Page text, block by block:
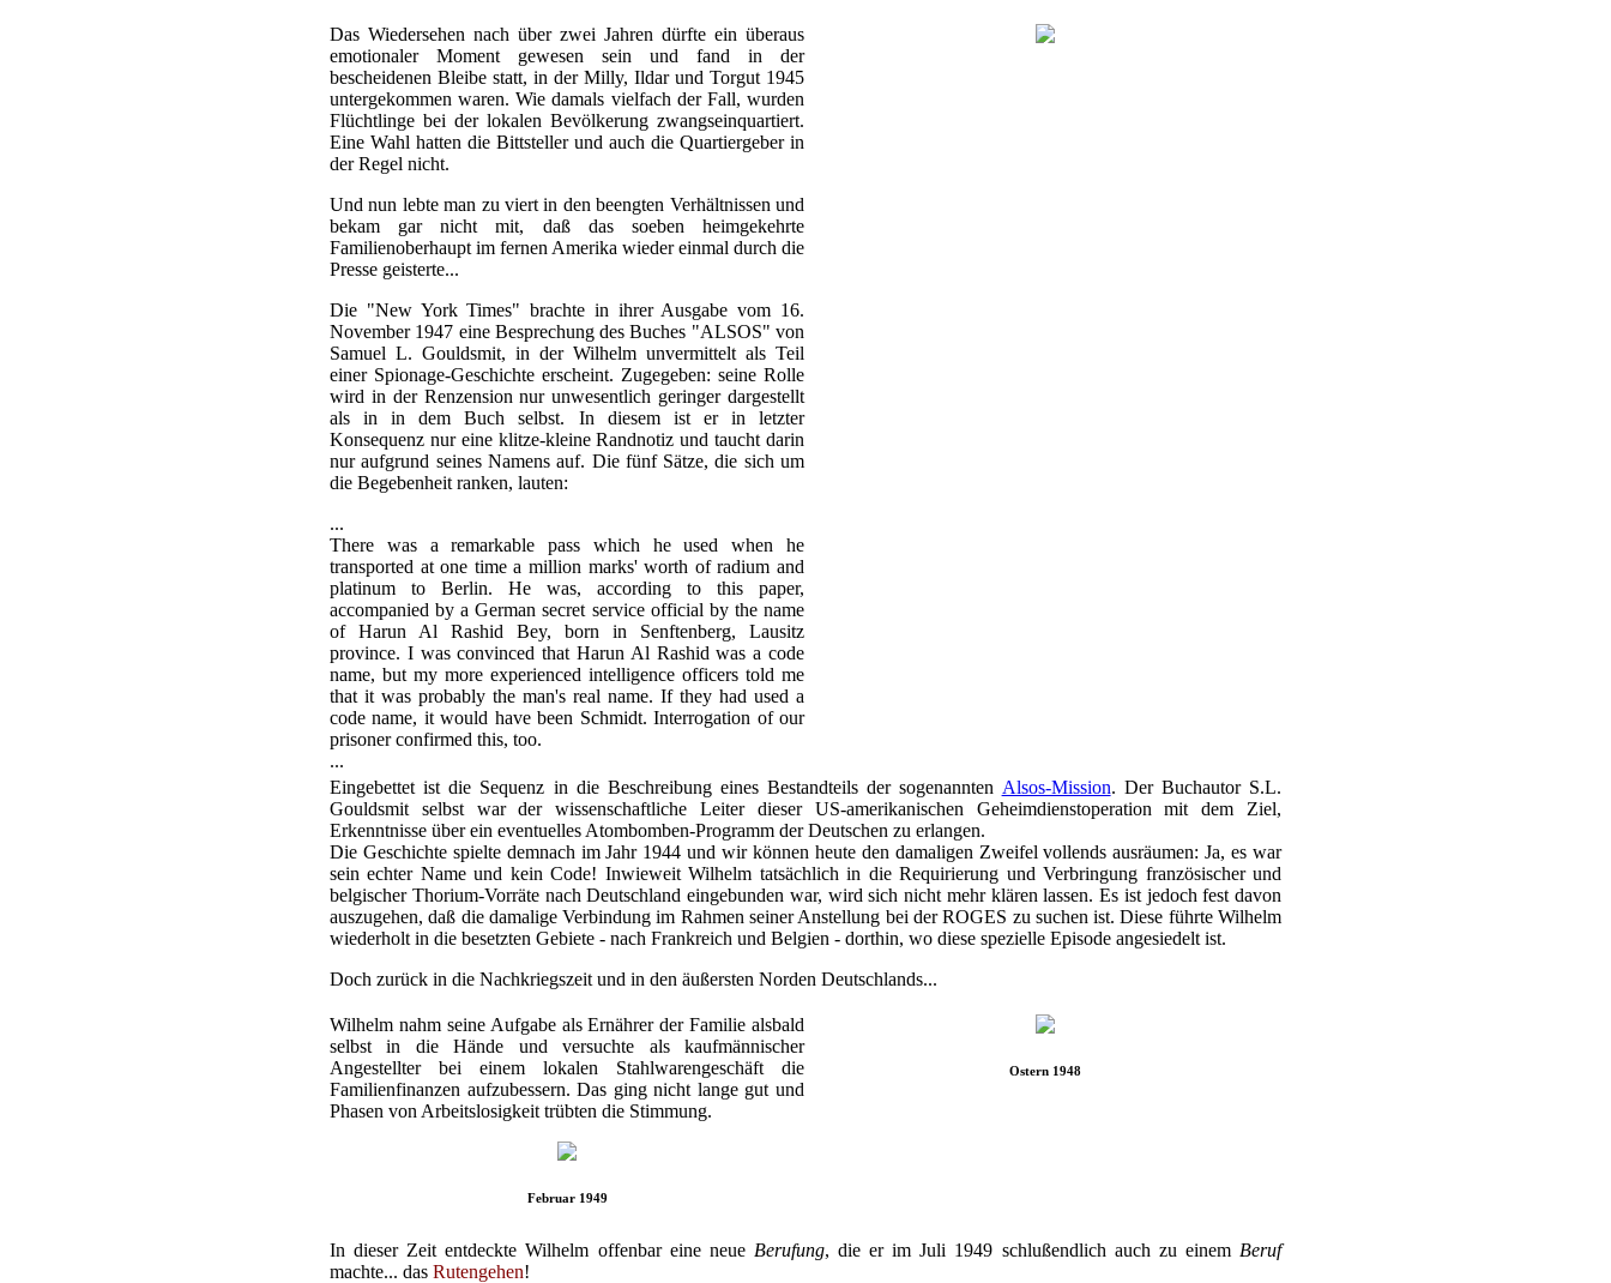
Das Wiedersehen nach über zwei Jahren dürfte ein überaus
emotionaler Moment gewesen sein und fand in der
bescheidenen Bleibe statt, in der Milly, Ildar und Torgut 1945
untergekommen waren. Wie damals vielfach der Fall, wurden
Flüchtlinge bei der lokalen Bevölkerung zwangseinquartiert.
Eine Wahl hatten die Bittsteller und auch die Quartiergeber in
der Regel nicht.
Und nun lebte man zu viert in den beengten Verhältnissen und
bekam gar nicht mit, daß das soeben heimgekehrte
Familienoberhaupt im fernen Amerika wieder einmal durch die
Presse geisterte...
Die "New York Times" brachte in ihrer Ausgabe vom 16.
November 1947 eine Besprechung des Buches "ALSOS" von
Samuel L. Gouldsmit, in der Wilhelm unvermittelt als Teil
einer Spionage-Geschichte erscheint. Zugegeben: seine Rolle
wird in der Renzension nur unwesentlich geringer dargestellt
als in in dem Buch selbst. In diesem ist er in letzter
Konsequenz nur eine klitze-kleine Randnotiz und taucht darin
nur aufgrund seines Namens auf. Die fünf Sätze, die sich um
die Begebenheit ranken, lauten:
...
There was a remarkable pass which he used when he
transported at one time a million marks' worth of radium and
platinum to Berlin. He was, according to this paper,
accompanied by a German secret service official by the name
of Harun Al Rashid Bey, born in Senftenberg, Lausitz
province. I was convinced that Harun Al Rashid was a code
name, but my more experienced intelligence officers told me
that it was probably the man's real name. If they had used a
code name, it would have been Schmidt. Interrogation of our
prisoner confirmed this, too.
...
Eingebettet ist die Sequenz in die Beschreibung eines Bestandteils der sogenannten Alsos-Mission. Der Buchautor S.L.
Gouldsmit selbst war der wissenschaftliche Leiter dieser US-amerikanischen Geheimdienstoperation mit dem Ziel,
Erkenntnisse über ein eventuelles Atombomben-Programm der Deutschen zu erlangen.
Die Geschichte spielte demnach im Jahr 1944 und wir können heute den damaligen Zweifel vollends ausräumen: Ja, es war
sein echter Name und kein Code! Inwieweit Wilhelm tatsächlich in die Requirierung und Verbringung französischer und
belgischer Thorium-Vorräte nach Deutschland eingebunden war, wird sich nicht mehr klären lassen. Es ist jedoch fest davon
auszugehen, daß die damalige Verbindung im Rahmen seiner Anstellung bei der ROGES zu suchen ist. Diese führte Wilhelm
wiederholt in die besetzten Gebiete - nach Frankreich und Belgien - dorthin, wo diese spezielle Episode angesiedelt ist.
Doch zurück in die Nachkriegszeit und in den äußersten Norden Deutschlands...
Wilhelm nahm seine Aufgabe als Ernährer der Familie alsbald
selbst in die Hände und versuchte als kaufmännischer
Angestellter bei einem lokalen Stahlwarengeschäft die
Familienfinanzen aufzubessern. Das ging nicht lange gut und
Phasen von Arbeitslosigkeit trübten die Stimmung.
Februar 1949
Ostern 1948
In dieser Zeit entdeckte Wilhelm offenbar eine neue Berufung, die er im Juli 1949 schlußendlich auch zu einem Beruf
machte... das Rutengehen!